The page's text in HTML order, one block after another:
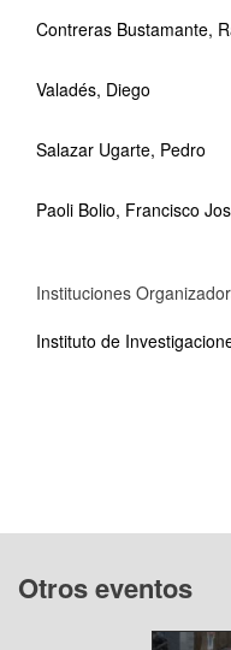
Contreras Bustamante,
Valadés, Diego
Salazar Ugarte, Pedro
Paoli Bolio, Francisco
Instituciones
Instituto de
Otros eventos